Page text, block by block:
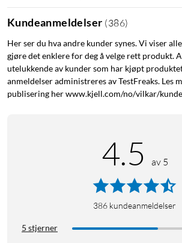
Kundeanmeldelser (386)
Her ser du hva andre kunder synes. Vi viser
gjøre det enklere for deg å velge rett produkt.
utelukkende av kunder som har kjøpt
anmeldelser administreres av TestFreaks. Les
publisering her www.kjell.com/no/vilkar/
4.5 av 5
386 kundeanmeldelser
5 stjerner